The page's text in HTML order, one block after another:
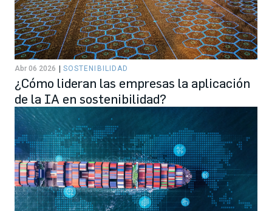
Abr 06 2026 SOSTENIBILIDAD
¿Cómo lideran las empresas la aplicación
de la IA en sostenibilidad?